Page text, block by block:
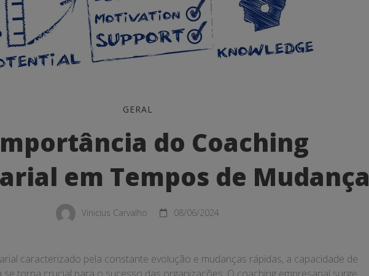
GERAL
do Coaching
em Tempos de Mudança
Vinicius Carvalho 08/06/2024
caracterizado pela constante evolução e mudanças rápidas, a capacidade de